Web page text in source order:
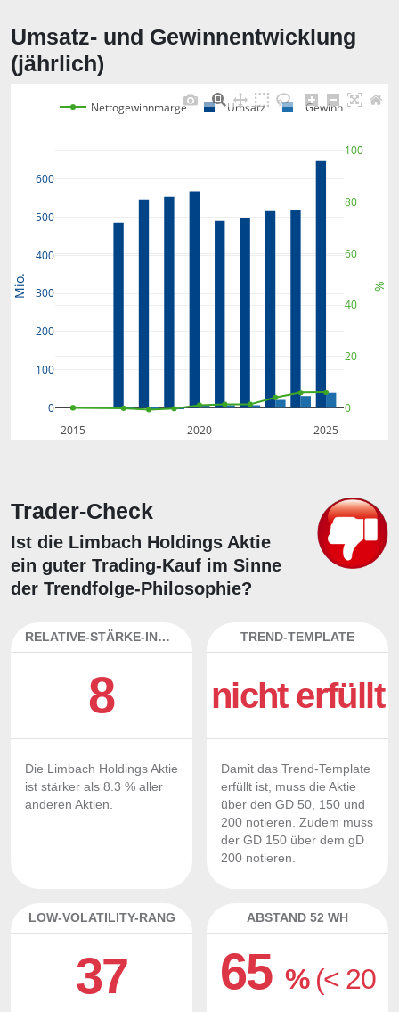
Umsatz- und Gewinnentwicklung
(jährlich)
2015 2020 2025
0
100
200
300
400
500
600
0
20
40
60
80
100
Nettogewinnmarge Umsatz Gewinn
Mio. %
Trader-Check
Ist die Limbach Holdings Aktie
ein guter Trading-Kauf im Sinne
der Trendfolge-Philosophie?
RELATIVE-STÄRKE-INDEX
8
Die Limbach Holdings Aktie
ist stärker als 8.3 % aller
anderen Aktien.
TREND-TEMPLATE
nicht erfüllt
Damit das Trend-Template
erfüllt ist, muss die Aktie
über den GD 50, 150 und
200 notieren. Zudem muss
der GD 150 über dem gD
200 notieren.
LOW-VOLATILITY-RANG
37
ABSTAND 52 WH
65% (< 20